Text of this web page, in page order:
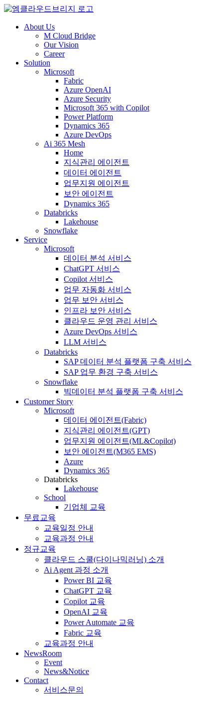
About Us
M Cloud Bridge
Our Vision
Career
Solution
Microsoft
Fabric
Azure OpenAI
Azure Security
Microsoft 365 with Copilot
Power Platform
Dynamics 365
Azure DevOps
Ai 365 Mesh
Home
지식관리 에이전트
데이터 에이전트
업무지원 에이전트
보안 에이전트
Dynamics 365
Databricks
Lakehouse
Snowflake
Service
Microsoft
데이터 분석 서비스
ChatGPT 서비스
Copilot 서비스
업무 자동화 서비스
업무 보안 서비스
인프라 보안 서비스
클라우드 운영 관리 서비스
Azure DevOps 서비스
LLM 서비스
Databricks
SAP 데이터 분석 플랫폼 구축 서비스
SAP 업무 환경 구축 서비스
Snowflake
빅데이터 분석 플랫폼 구축 서비스
Customer Story
Microsoft
데이터 에이전트(Fabric)
지식관리 에이전트(GPT)
업무지원 에이전트(ML&Copilot)
보안 에이전트(M365 EMS)
Azure
Dynamics 365
Databricks
Lakehouse
School
기업체 교육
무료교육
교육일정 안내
교육과정 안내
정규교육
클라우드 스쿨(다이나믹러닝) 소개
Ai Agent 과정 소개
Power BI 교육
ChatGPT 교육
Copilot 교육
OpenAI 교육
Power Automate 교육
Fabric 교육
교육과정 안내
NewsRoom
Event
News&Notice
Contact
서비스문의